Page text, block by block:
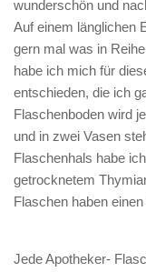
wunderschön und
Auf einem länglichen
gern mal was in
habe ich mich für
entschieden, die ich
Flaschenboden wird
und in zwei Vasen
Flaschenhals habe
getrocknetem
Flaschen haben
Jede Apotheker-